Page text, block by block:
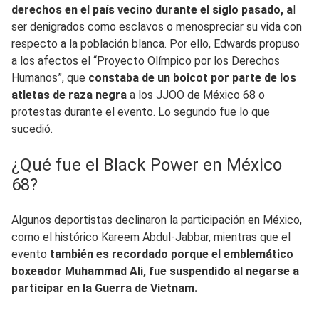
derechos en el país vecino durante el siglo pasado, al
ser denigrados como esclavos o menospreciar su vida con
respecto a la población blanca. Por ello, Edwards propuso
a los afectos el “Proyecto Olímpico por los Derechos
Humanos”, que constaba de un boicot por parte de los
atletas de raza negra a los JJOO de México 68 o
protestas durante el evento. Lo segundo fue lo que
sucedió.
¿Qué fue el Black Power en México
68?
Algunos deportistas declinaron la participación en México,
como el histórico Kareem Abdul-Jabbar, mientras que el
evento también es recordado porque el emblemático
boxeador Muhammad Ali, fue suspendido al negarse a
participar en la Guerra de Vietnam.